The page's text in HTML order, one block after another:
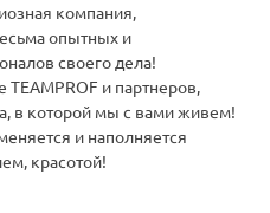
компания,
опытных и
своего дела!
TEAMPROF и партнеров,
в которой мы с вами живем!
и наполняется
красотой!